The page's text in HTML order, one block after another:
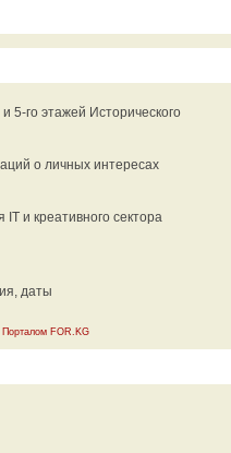
5-го этажей Исторического
о личных интересах
и креативного сектора
даты
Порталом FOR.KG